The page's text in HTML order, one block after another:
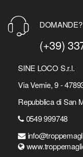
(+39)
SINE LOCO S.r.l.
Via Vernie, 9 -
Repubblica di San
0549 999748